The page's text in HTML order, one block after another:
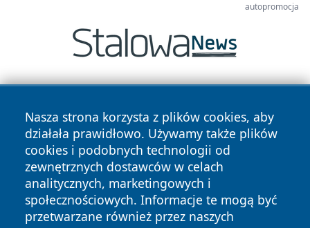
autopromocja
Nasza strona korzysta z plików cookies, aby
działała prawidłowo. Używamy także plików
cookies i podobnych technologii od
zewnętrznych dostawców w celach
analitycznych, marketingowych i
społecznościowych. Informacje te mogą być
przetwarzane również przez naszych
Copyright © 2026 zawiercieonline.pl Wszystkie prawa
zastrzeżone.